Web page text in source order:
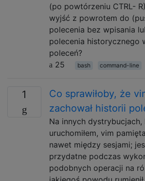
(po powtórzeniu CTRL-
wyjść z powrotem do
polecenia bez wpisania
polecenia historycznego
poleceń?
25
bash command-line
1
Co sprawiłoby, że
zachował historii
Na innych dystrybucjach,
uruchomiłem, vim
nawet między sesjami;
przydatne podczas
podobnych operacji na